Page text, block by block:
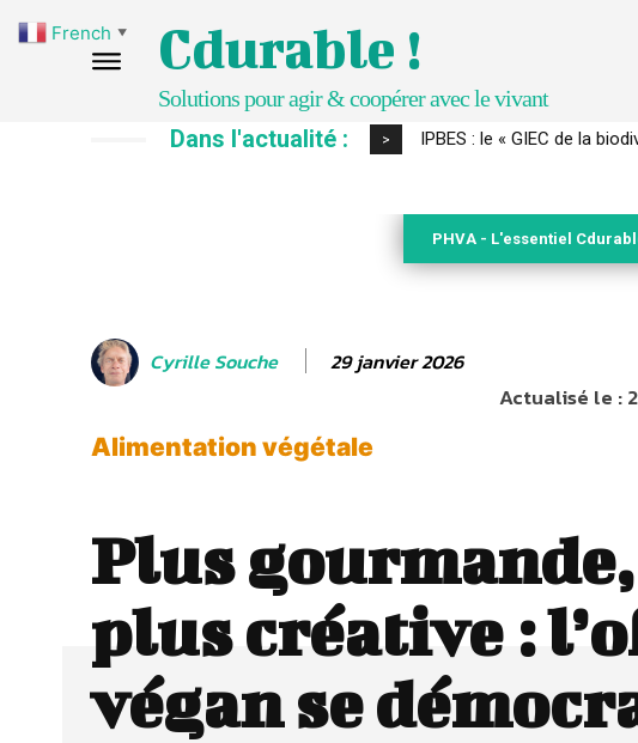
Cdurable !
Solutions pour agir & coopérer avec le vivant
Dans l'actualité : > IPBES : le « GIEC de la
PHVA - L'essentiel
Cyrille Souche 29 janvier 2026
Actualisé le :
Alimentation végétale
Plus gourmande,
plus créative :
végan se
French ▼